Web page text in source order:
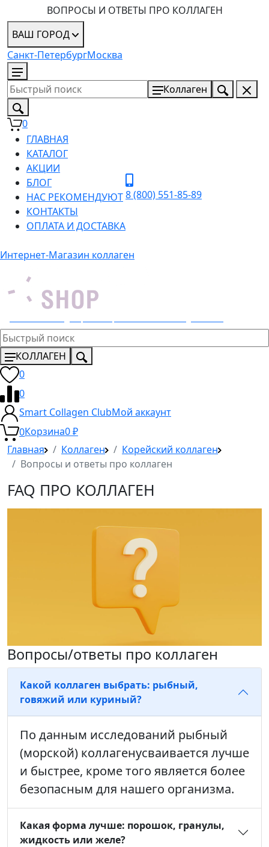
ВОПРОСЫ И ОТВЕТЫ ПРО КОЛЛАГЕН
ВАШ ГОРОД
Санкт-ПетербургМосква
Коллаген
0
ГЛАВНАЯ
КАТАЛОГ
АКЦИИ
БЛОГ
НАС РЕКОМЕНДУЮТ
КОНТАКТЫ
ОПЛАТА И ДОСТАВКА
8 (800) 551-85-89
Интернет-Магазин коллаген
КОЛЛАГЕН
0
0
Smart Collagen ClubМой аккаунт
0Корзина0₽
Главная
Коллаген
Корейский коллаген
Вопросы и ответы про коллаген
FAQ ПРО КОЛЛАГЕН
Вопросы/ответы про коллаген
Какой коллаген выбрать: рыбный,
говяжий или куриный?
По данным исследований рыбный
(морской) коллагенусваивается лучше
и быстрее, кроме того является более
безопасным для нашего организма.
Какая форма лучше: порошок, гранулы,
жидкость или желе?